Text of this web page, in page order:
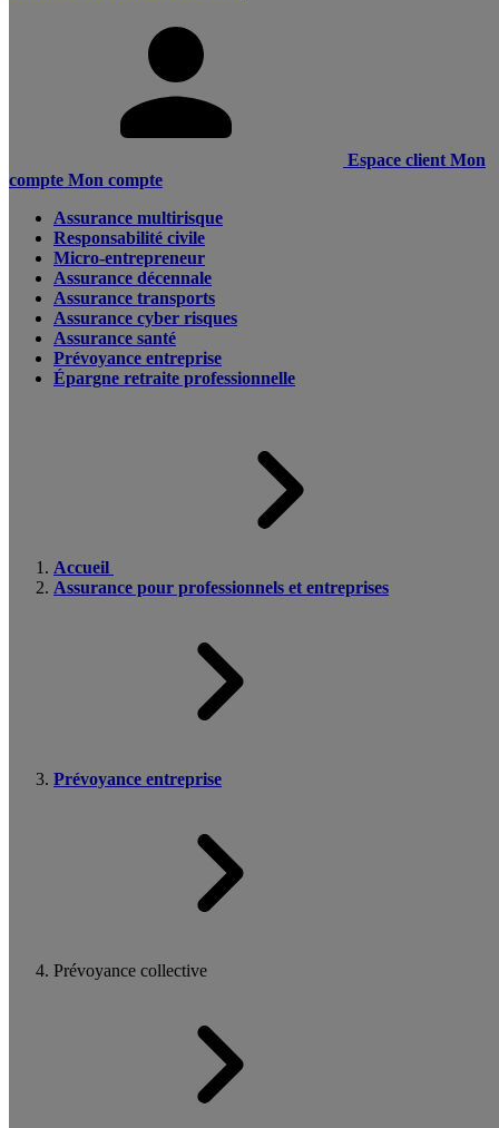
Espace client Mon
compte Mon compte
Assurance multirisque
Responsabilité civile
Micro-entrepreneur
Assurance décennale
Assurance transports
Assurance cyber risques
Assurance santé
Prévoyance entreprise
Épargne retraite professionnelle
Accueil
Assurance pour professionnels et entreprises
Prévoyance entreprise
Prévoyance collective